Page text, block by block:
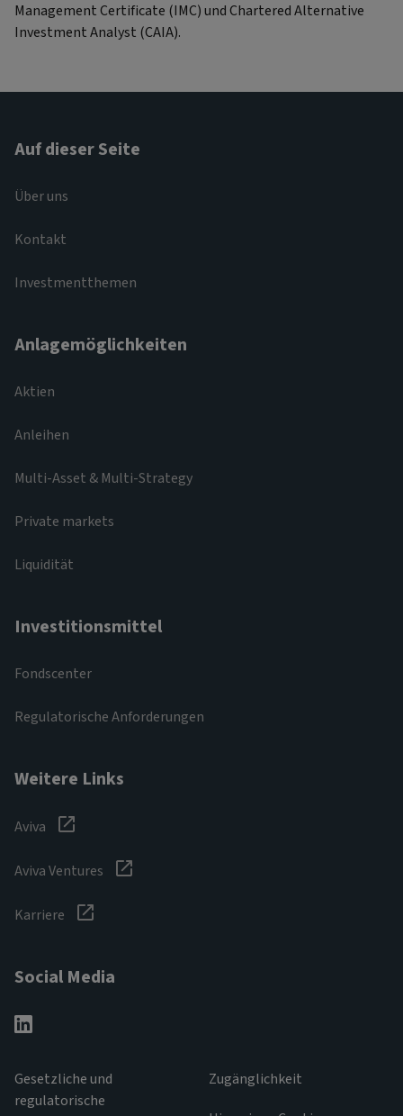
Management Certificate (IMC) und Chartered Alternative
Investment Analyst (CAIA).
Auf dieser Seite
Über uns
Kontakt
Investmentthemen
Anlagemöglichkeiten
Aktien
Anleihen
Multi-Asset & Multi-Strategy
Private markets
Liquidität
Investitionsmittel
Fondscenter
Regulatorische Anforderungen
Weitere Links
Aviva
Aviva Ventures
Karriere
Social Media
Gesetzliche und
regulatorische
Zugänglichkeit